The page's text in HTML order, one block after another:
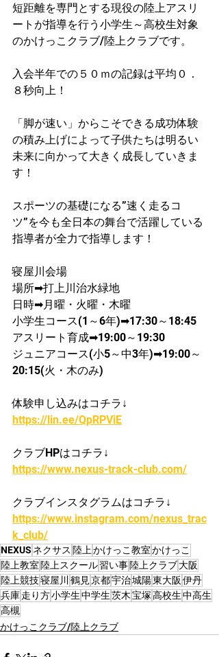
短距離を専門とする現役の陸上アスリ
ートが指導を行う小学生～高校生対象
のかけっこクラブ/陸上クラブです。
入会半年での５０ｍの記録は平均０．
８秒向上！​
「脚が速い」からこそできる成功体験
の積み上げによって子供たちは明るい
未来に向かって大きく成長していきま
す！
スポーツの基礎になる”速く走るコ
ツ”を今も全日本の舞台で活躍している
指導者が​全力で指導します！
寝屋川会場
​場所➡打上川治水緑地
日時➡月曜・火曜・木曜
​小学生コース(1～6年)➡17:30～18:45
​アスリート育成➡19:00～19:30
ジュニアコース(小5～中3年)➡19:00～
20:15(火・木のみ)
体験申し込みはコチラ↓
https://lin.ee/QpRPViE
クラブHPはコチラ↓
https://www.nexus-track-club.com/
クラブインスタグラムはコチラ↓
https://www.instagram.com/nexus_trac
k_club/
NEXUS ネクサス 陸上かけっこ教室かけっこ
陸上教室 陸上スクール習い事陸上クラブ大阪
陸上競技寝屋川 鶴見京都宇治城陽東大阪 伊丹
兵庫走り方小学生中学生茨木宝塚高校生中高生
高槻
かけっこクラブ/陸上クラブ